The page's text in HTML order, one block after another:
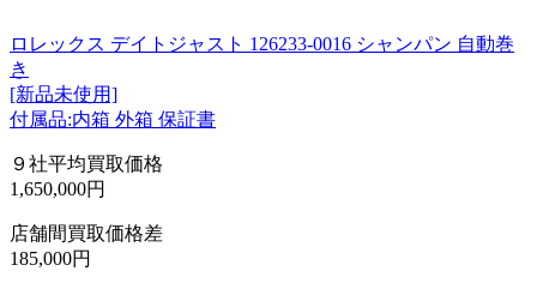
ロレックス デイトジャスト 126233-0016 シャンパン 自動巻
き
[新品未使用]
付属品:内箱 外箱 保証書
９社平均買取価格
1,650,000円
店舗間買取価格差
185,000円